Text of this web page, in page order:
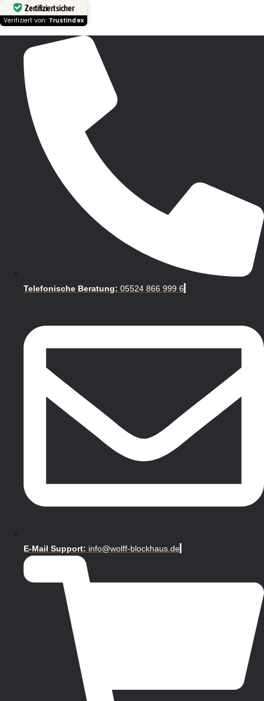
Zertifiziert sicher
Verifiziert von: Trustindex
Telefonische Beratung: 05524 866 999 6
E-Mail Support: info@wolff-blockhaus.de